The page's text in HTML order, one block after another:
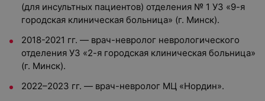
(для инсультных пациентов) отделения № 1 УЗ «9-я
городская клиническая больница» (г. Минск).
2018-2021 гг. — врач-невролог неврологического
отделения УЗ «2-я городская клиническая больница»
(г. Минск).
2022–2023 гг. — врач-невролог МЦ «Нордин».